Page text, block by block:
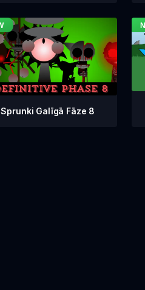
Sprunki Galīgā Fāze 8